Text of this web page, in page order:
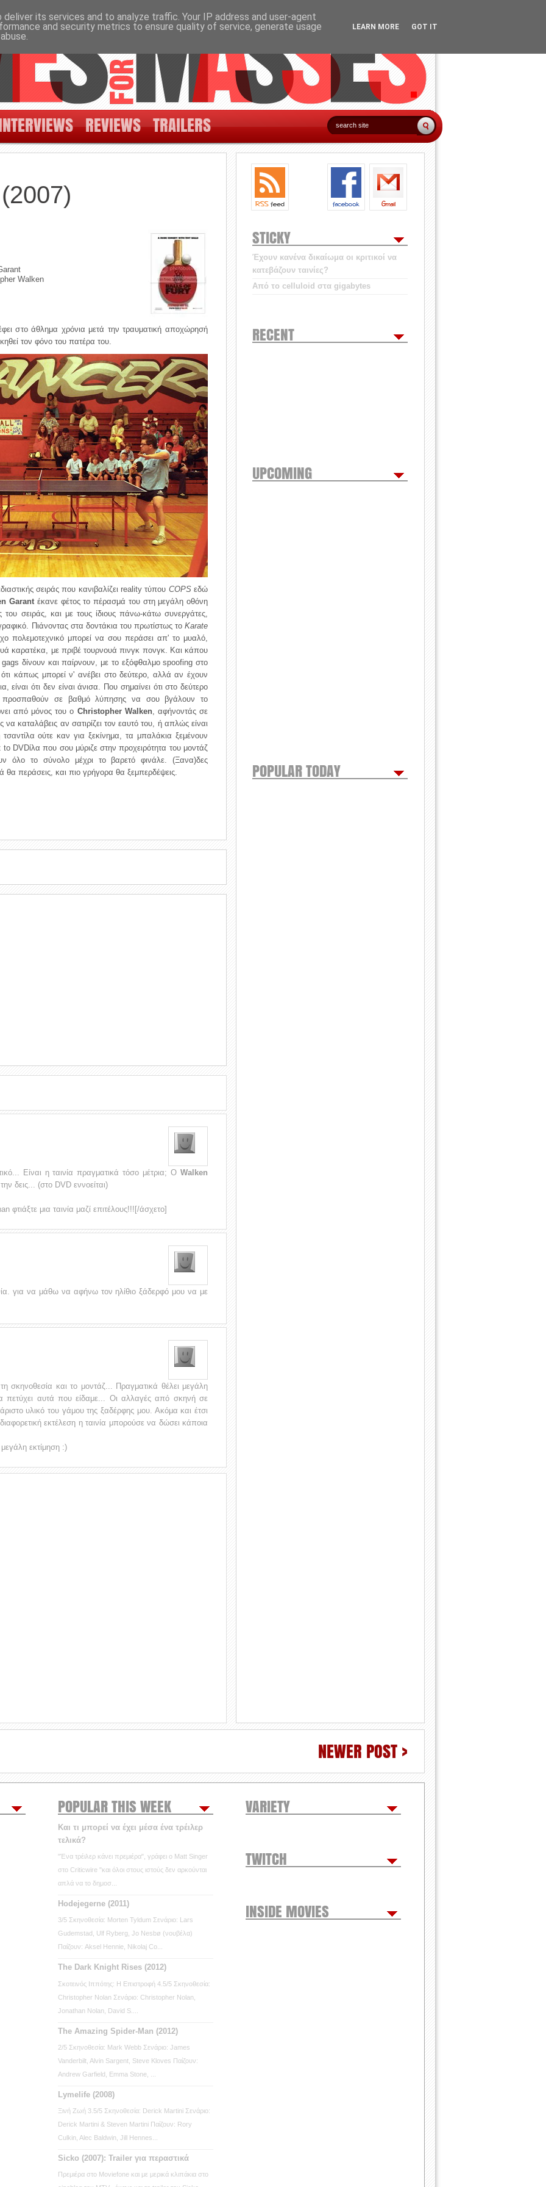
REVIEWS TRAILERS
Walken
στο άθλημα χρόνια μετά την τραυματική αποχώρησή
τον φόνο του πατέρα του.
σειράς που κανιβαλίζει reality τύπου COPSεδώ
Garant έκανε φέτος το πέρασμά του στη μεγάλη οθόνη
του σειράς, και με τους ίδιους πάνω-κάτω συνεργάτες,
Πιάνοντας στα δοντάκια του πρωτίστως το Karate
πολεμοτεχνικό μπορεί να σου περάσει απ' το μυαλό,
καρατέκα, με πριβέ τουρνουά πινγκ πονγκ. Και κάπου
gags δίνουν και παίρνουν, με το εξόφθαλμο spoofing στο
κάπως μπορεί ν' ανέβει στο δεύτερο, αλλά αν έχουν
είναι ότι δεν είναι άνισα. Που σημαίνει ότι στο δεύτερο
προσπαθούν σε βαθμό λύπησης να σου βγάλουν το
από μόνος του ο Christopher Walken, αφήνοντάς σε
καταλάβεις αν σατιρίζει τον εαυτό του, ή απλώς είναι
ούτε καν για ξεκίνημα, τα μπαλάκια ξεμένουν
DVDίλα που σου μύριζε στην προχειρότητα του μοντάζ
όλο το σύνολο μέχρι το βαρετό φινάλε. (Ξανα)δες
θα περάσεις, και πιο γρήγορα θα ξεμπερδέψεις.
Είναι η ταινία πραγματικά τόσο μέτρια; Ο Walken
δεις... (στο DVD εννοείται)
μια ταινία μαζί επιτέλους!!![/άσχετο]
για να μάθω να αφήνω τον ηλίθιο ξάδερφό μου να με
σκηνοθεσία και το μοντάζ... Πραγματικά θέλει μεγάλη
πετύχει αυτά που είδαμε... Οι αλλαγές από σκηνή σε
υλικό του γάμου της ξαδέρφης μου. Ακόμα και έτσι
εκτέλεση η ταινία μπορούσε να δώσει κάποια
εκτίμηση :)
NEWER POST >
STICKY
Έχουν κανένα δικαίωμα οι κριτικοί να
κατεβάζουν ταινίες?
Από το celluloid στα gigabytes
RECENT
UPCOMING
POPULAR TODAY
POPULAR THIS WEEK
Και τι μπορεί να έχει μέσα ένα τρέιλερ
τελικά?
"Ένα τρέιλερ κάνει πρεμιέρα", γράφει ο Matt Singer
στο Criticwire "και όλοι στους ιστούς δεν αρκούνται
απλά να το δημοσ...
Hodejegerne (2011)
3/5 Σκηνοθεσία: Morten Tyldum Σενάριο: Lars
Gudemstad, Ulf Ryberg, Jo Nesbø (νουβέλα)
Παίζουν: Aksel Hennie, Nikolaj Co...
The Dark Knight Rises (2012)
Σκοτεινός Ιππότης: Η Επιστροφή 4.5/5 Σκηνοθεσία:
Christopher Nolan Σενάριο: Christopher Nolan,
Jonathan Nolan, David S....
The Amazing Spider-Man (2012)
2/5 Σκηνοθεσία: Mark Webb Σενάριο: James
Vanderbilt, Alvin Sargent, Steve Kloves Παίζουν:
Andrew Garfield, Emma Stone, ...
Lymelife (2008)
Ξινή Ζωή 3.5/5 Σκηνοθεσία: Derick Martini Σενάριο:
Derick Martini & Steven Martini Παίζουν: Rory
Culkin, Alec Baldwin, Jill Hennes...
Sicko (2007): Trailer για περαστικά
Πρεμιέρα στο Moviefone και με μερικά κλιπάκια στο
VARIETY
TWITCH
INSIDE MOVIES
its services and to analyze traffic. Your IP address and user-agent
and security metrics to ensure quality of service, generate usage
LEARN MORE GOT IT